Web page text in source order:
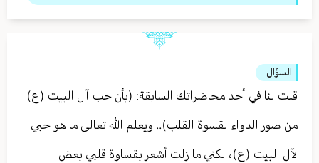
السؤال
قلت لنا في أحد محاضراتك السابقة: (بأن حب آل البيت (ع)
من صور الدواء لقسوة القلب).. ويعلم الله تعالى ما هو حبي
لآل البيت (ع)، لكني ما زلت أشعر بقساوة قلبي بعض